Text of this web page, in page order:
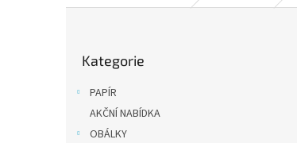
kategorie
Kategorie
PAPÍR
AKČNÍ NABÍDKA
OBÁLKY